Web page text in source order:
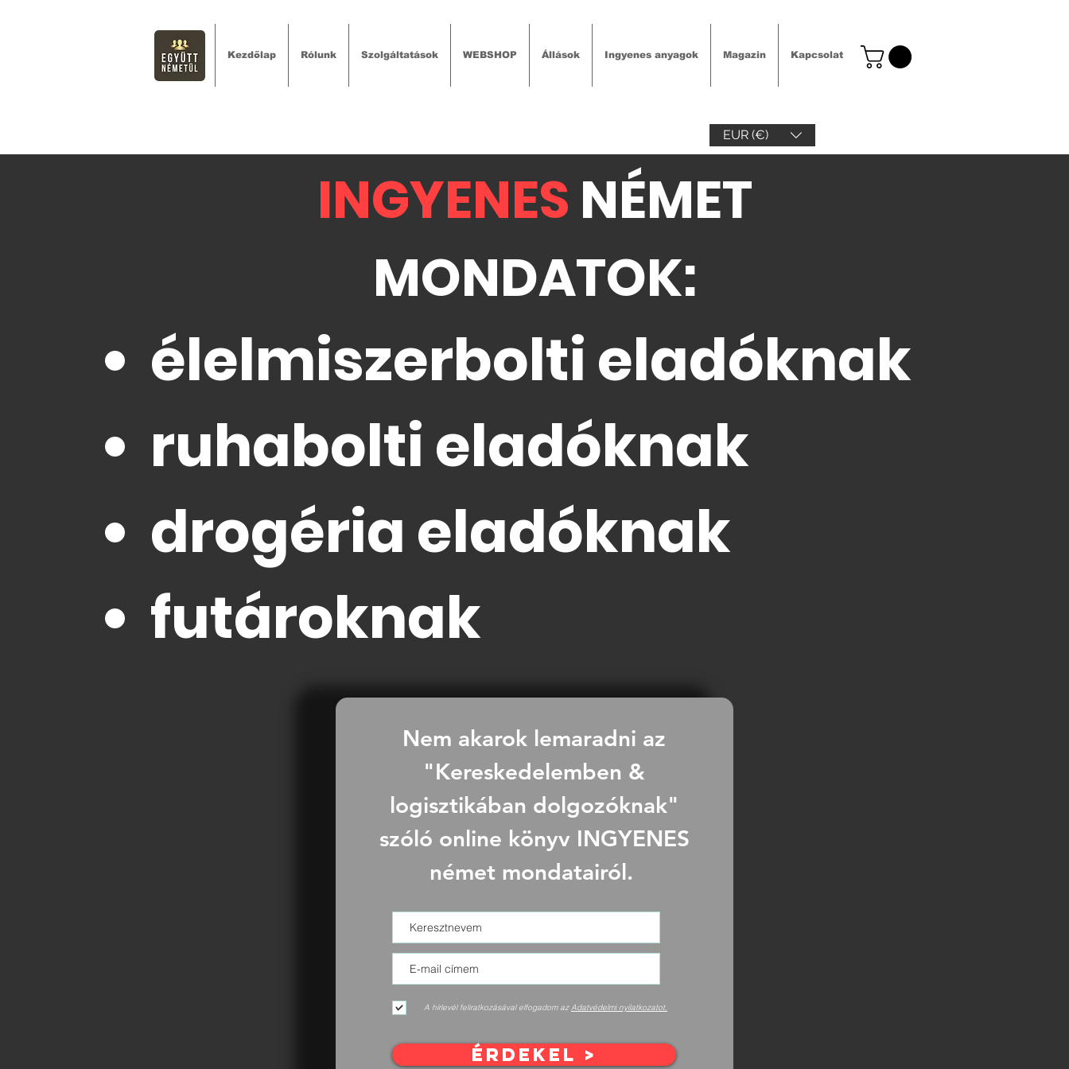
Kezdőlap Rólunk Szolgáltatások WEBSHOP Állások Ingyenes anyagok Magazin Kapcsolat
EUR (€)
INGYENES NÉMET
MONDATOK:
élelmiszerbolti eladóknak
ruhabolti eladóknak
drogéria eladóknak
futároknak
Nem akarok lemaradni az
"Kereskedelemben &
logisztikában dolgozóknak"
szóló online könyv INGYENES
német mondatairól.
A hírlevél feliratkozásával elfogadom azAdatvédelmi nyilatkozatot.
ÉRDEKEL >